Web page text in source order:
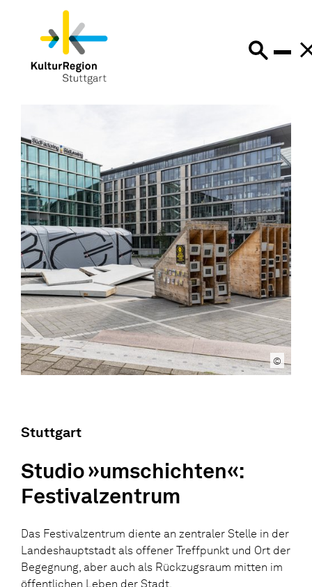
©
Stuttgart
Studio »umschichten«:
Festivalzentrum
Das Festivalzentrum diente an zentraler Stelle in der
Landeshauptstadt als offener Treffpunkt und Ort der
Begegnung, aber auch als Rückzugsraum mitten im
öffentlichen Leben der Stadt.